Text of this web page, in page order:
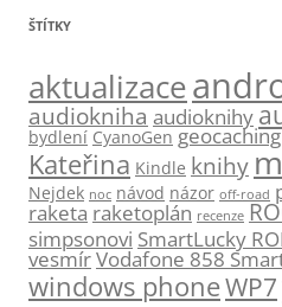
ŠTÍTKY
aktualizace
audiokniha audioknihy
bydlení CyanoGen geocaching
Kateřina Kindle knihy
Nejdek noc návod názor off-road
raketa raketoplán recenze
simpsonovi SmartLucky
vesmírVodafone 858
windows phoneWP7